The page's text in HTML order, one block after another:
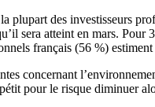
plupart des investisseurs
sera atteint en mars.
français (56 %)
concernant
pour le risque diminuer